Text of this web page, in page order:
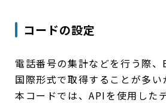
コードの設定
電話番号の集計などを行う際、
国際形式で取得することが多い
本コードでは、APIを使用した